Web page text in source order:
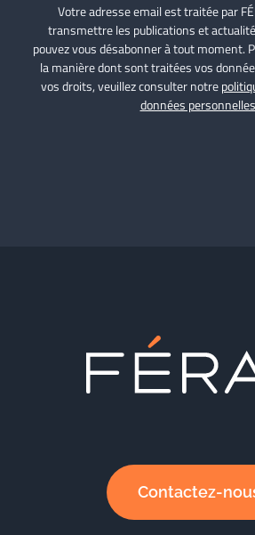
Votre adresse email est traitée par
transmettre les publications et
pouvez vous désabonner à tout moment.
la manière dont sont traitées vos
vos droits, veuillez consulter notre
données personnelles
Contactez-